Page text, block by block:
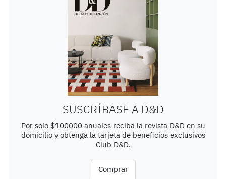
SUSCRÍBASE A D&D
Por solo $100000 anuales reciba la revista D&D en su
domicilio y obtenga la tarjeta de beneficios exclusivos
Club D&D.
Comprar